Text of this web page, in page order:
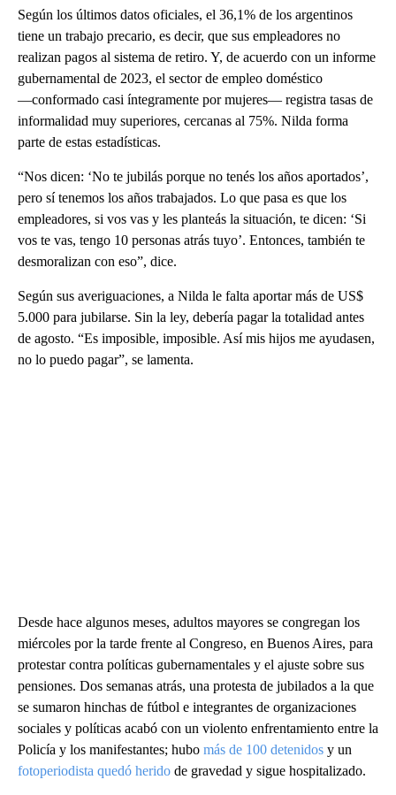
Según los últimos datos oficiales, el 36,1% de los argentinos
tiene un trabajo precario, es decir, que sus empleadores no
realizan pagos al sistema de retiro. Y, de acuerdo con un informe
gubernamental de 2023, el sector de empleo doméstico
―conformado casi íntegramente por mujeres― registra tasas de
informalidad muy superiores, cercanas al 75%. Nilda forma
parte de estas estadísticas.
“Nos dicen: ‘No te jubilás porque no tenés los años aportados’,
pero sí tenemos los años trabajados. Lo que pasa es que los
empleadores, si vos vas y les planteás la situación, te dicen: ‘Si
vos te vas, tengo 10 personas atrás tuyo’. Entonces, también te
desmoralizan con eso”, dice.
Según sus averiguaciones, a Nilda le falta aportar más de US$
5.000 para jubilarse. Sin la ley, debería pagar la totalidad antes
de agosto. “Es imposible, imposible. Así mis hijos me ayudasen,
no lo puedo pagar”, se lamenta.
Desde hace algunos meses, adultos mayores se congregan los
miércoles por la tarde frente al Congreso, en Buenos Aires, para
protestar contra políticas gubernamentales y el ajuste sobre sus
pensiones. Dos semanas atrás, una protesta de jubilados a la que
se sumaron hinchas de fútbol e integrantes de organizaciones
sociales y políticas acabó con un violento enfrentamiento entre la
Policía y los manifestantes; hubo más de 100 detenidos y un
fotoperiodista quedó herido de gravedad y sigue hospitalizado.